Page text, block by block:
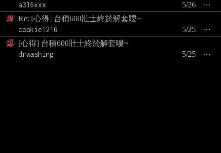
a316xxx
⋯
5/26
爆 Re: [心得] 台積600壯士終於解套嘍~
cookie1216
⋯
5/25
爆 [心得] 台積600壯士終於解套嘍~
drwashing
⋯
5/25